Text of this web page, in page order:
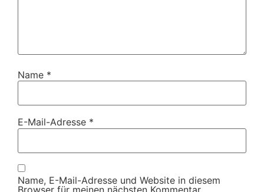
Name *
E-Mail-Adresse *
Name, E-Mail-Adresse und Website in diesem